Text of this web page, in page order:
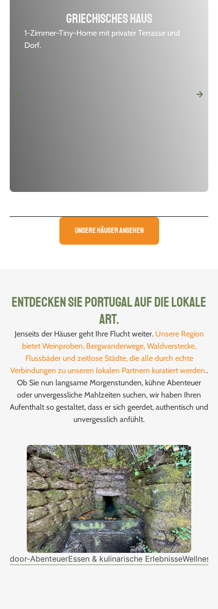
Griechisches Haus
1-Zimmer-Tiny-Home mit privater Terrasse und
Dorf.
Unsere Häuser ansehen
Entdecken Sie Portugal auf die lokale
Art.
Jenseits der Häuser geht Ihre Flucht weiter. Unsere Region
bietet Weinproben, Bergwanderwege, Waldverstecke,
Flussbäder und zeitlose Städte, die alle durch echte
Verbindungen zu unseren lokalen Partnern kuratiert werden..
Ob Sie nun langsame Morgenstunden, kühne Abenteuer
oder unvergessliche Mahlzeiten suchen, wir haben Ihren
Aufenthalt so gestaltet, dass er sich geerdet, authentisch und
unvergesslich anfühlt.
AbenteuerEssen & kulinarische ErlebnisseWellness